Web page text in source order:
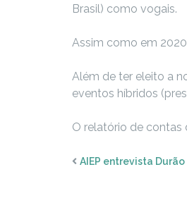
Brasil) como vogais.
Assim como em
Além de ter eleito a
eventos híbridos
O relatório de contas
AIEP entrevista